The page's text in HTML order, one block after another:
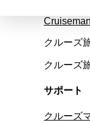
クルーズ
クルーズ
サポート
クルーズ